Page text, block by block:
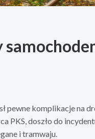
pewne komplikacje na
PKS, doszło do
i tramwaju.